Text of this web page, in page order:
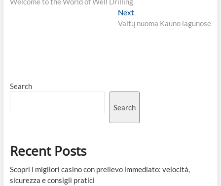
navigation
Next
post:
Valtų nuoma Kauno lagūnose
Search
Search
Recent Posts
Scopri i migliori casino con prelievo immediato: velocità,
sicurezza e consigli pratici